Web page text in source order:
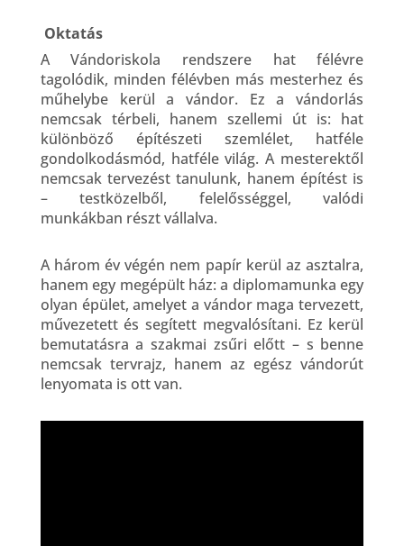
Oktatás
A Vándoriskola rendszere hat félévre
tagolódik, minden félévben más mesterhez és
műhelybe kerül a vándor. Ez a vándorlás
nemcsak térbeli, hanem szellemi út is: hat
különböző építészeti szemlélet, hatféle
gondolkodásmód, hatféle világ. A mesterektől
nemcsak tervezést tanulunk, hanem építést is
– testközelből, felelősséggel, valódi
munkákban részt vállalva.
A három év végén nem papír kerül az asztalra,
hanem egy megépült ház: a diplomamunka egy
olyan épület, amelyet a vándor maga tervezett,
művezetett és segített megvalósítani. Ez kerül
bemutatásra a szakmai zsűri előtt – s benne
nemcsak tervrajz, hanem az egész vándorút
lenyomata is ott van.